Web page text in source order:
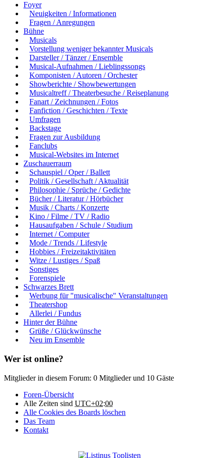
Foyer
Neuigkeiten / Informationen
Fragen / Anregungen
Bühne
Musicals
Vorstellung weniger bekannter Musicals
Darsteller / Tänzer / Ensemble
Musical-Aufnahmen / Lieblingssongs
Komponisten / Autoren / Orchester
Showberichte / Showbewertungen
Musicaltreff / Theaterbesuche / Reiseplanung
Fanart / Zeichnungen / Fotos
Fanfiction / Geschichten / Texte
Umfragen
Backstage
Fragen zur Ausbildung
Fanclubs
Musical-Websites im Internet
Zuschauerraum
Schauspiel / Oper / Ballett
Politik / Gesellschaft / Aktualität
Philosophie / Sprüche / Gedichte
Bücher / Literatur / Hörbücher
Musik / Charts / Konzerte
Kino / Filme / TV / Radio
Hausaufgaben / Schule / Studium
Internet / Computer
Mode / Trends / Lifestyle
Hobbies / Freizeitaktivitäten
Witze / Lustiges / Spaß
Sonstiges
Forenspiele
Schwarzes Brett
Werbung für "musicalische" Veranstaltungen
Theatershop
Allerlei / Fundus
Hinter der Bühne
Grüße / Glückwünsche
Neu im Ensemble
Wer ist online?
Mitglieder in diesem Forum: 0 Mitglieder und 10 Gäste
Foren-Übersicht
Alle Zeiten sind UTC+02:00
Alle Cookies des Boards löschen
Das Team
Kontakt